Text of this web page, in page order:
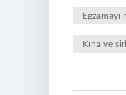
Kına ve